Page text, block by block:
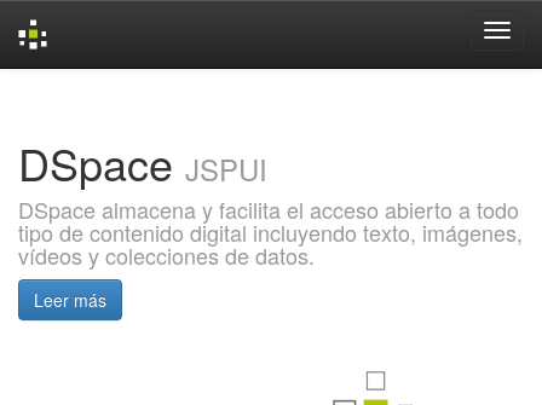
DSpace JSPUI
DSpace almacena y facilita el acceso abierto a todo
tipo de contenido digital incluyendo texto, imágenes,
vídeos y colecciones de datos.
Leer más